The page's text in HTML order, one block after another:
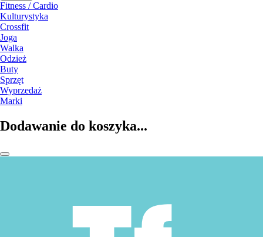
Fitness / Cardio
Kulturystyka
Crossfit
Joga
Walka
Odzież
Buty
Sprzęt
Wyprzedaż
Marki
Dodawanie do koszyka...